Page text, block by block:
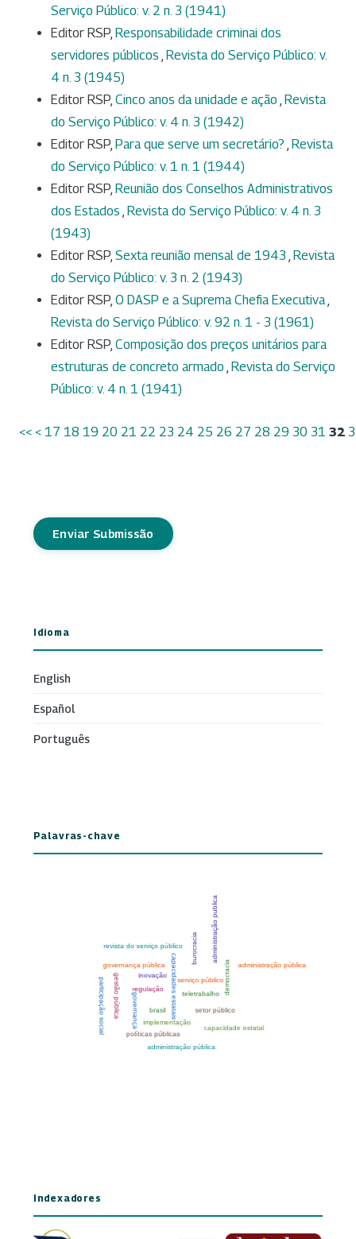
Serviço Público: v. 2 n. 3 (1941)
Editor RSP, Responsabilidade criminai dos
servidores públicos , Revista do Serviço Público: v.
4 n. 3 (1945)
Editor RSP, Cinco anos da unidade e ação , Revista
do Serviço Público: v. 4 n. 3 (1942)
Editor RSP, Para que serve um secretário? , Revista
do Serviço Público: v. 1 n. 1 (1944)
Editor RSP, Reunião dos Conselhos Administrativos
dos Estados , Revista do Serviço Público: v. 4 n. 3
(1943)
Editor RSP, Sexta reunião mensal de 1943 , Revista
do Serviço Público: v. 3 n. 2 (1943)
Editor RSP, O DASP e a Suprema Chefia Executiva,
Revista do Serviço Público: v. 92 n. 1 - 3 (1961)
Editor RSP, Composição dos preços unitários para
estruturas de concreto armado , Revista do Serviço
Público: v. 4 n. 1 (1941)
<< < 17 18 19 20 21 22 23 24 25 26 27 28 29 30 31 32
Enviar Submissão
Idioma
English
Español
Português
Palavras-chave
Indexadores